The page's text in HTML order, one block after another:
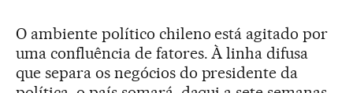
O ambiente político chileno está agitado por
uma confluência de fatores. À linha difusa
que separa os negócios do presidente da